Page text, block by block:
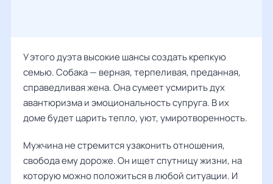
У этого дуэта высокие шансы создать крепкую
семью. Собака — верная, терпеливая, преданная,
справедливая жена. Она сумеет усмирить дух
авантюризма и эмоциональность супруга. В их
доме будет царить тепло, уют, умиротворенность.
Мужчина не стремится узаконить отношения,
свобода ему дороже. Он ищет спутницу жизни, на
которую можно положиться в любой ситуации. И